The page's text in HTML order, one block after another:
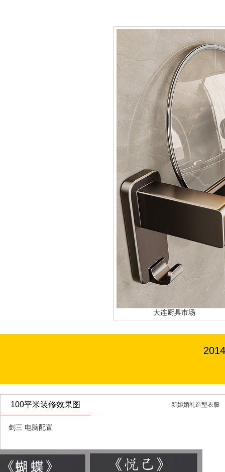
大连厨具市场
100平米装修效果图 新娘婚礼造型衣服
剑三 电脑配置